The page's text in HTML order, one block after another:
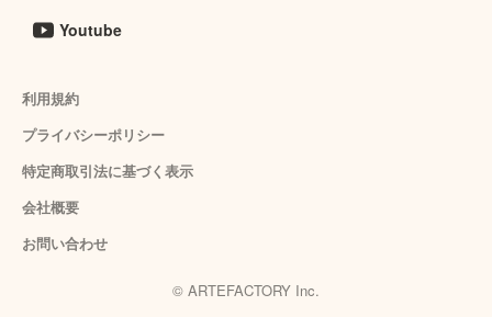
Youtube
利用規約
プライバシーポリシー
特定商取引法に基づく表示
会社概要
お問い合わせ
© ARTEFACTORY Inc.